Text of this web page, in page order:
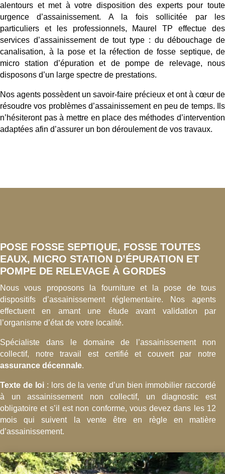
alentours et met à votre disposition des experts pour toute
urgence d’assainissement. A la fois sollicitée par les
particuliers et les professionnels, Maurel TP effectue des
services d’assainissement de tout type : du débouchage de
canalisation, à la pose et la réfection de fosse septique, de
micro station d’épuration et de pompe de relevage, nous
disposons d’un large spectre de prestations.
Nos agents possèdent un savoir-faire précieux et ont à cœur de
résoudre vos problèmes d’assainissement en peu de temps. Ils
n’hésiteront pas à mettre en place des méthodes d’intervention
adaptées afin d’assurer un bon déroulement de vos travaux.
POSE FOSSE SEPTIQUE, FOSSE TOUTES
EAUX, MICRO STATION D’ÉPURATION ET
POMPE DE RELEVAGE À GORDES
Nous vous proposons la fourniture et la pose de tous
dispositifs d’assainissement réglementaire. Nos agents
effectuent en amant une étude avant validation par
l’organisme d’état de votre localité.
Spécialiste dans le domaine de l’assainissement non
collectif, notre travail est certifié et couvert par notre
assurance décennale.
Texte de loi : lors de la vente d’un bien immobilier raccordé
à un assainissement non collectif, un diagnostic est
obligatoire et s’il est non conforme, vous devez dans les 12
mois qui suivent la vente être en règle en matière
d’assainissement.